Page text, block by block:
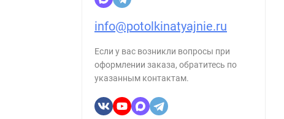
info@potolkinatyajnie.ru
Если у вас возникли вопросы при
оформлении заказа, обратитесь по
указанным контактам.